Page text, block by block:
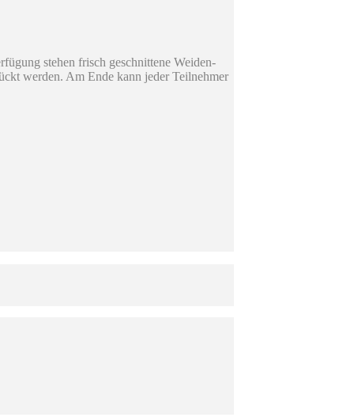
stehen frisch geschnittene Weiden-
werden. Am Ende kann jeder Teilnehmer